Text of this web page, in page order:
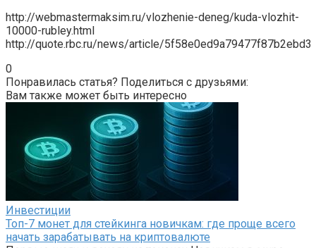
http://webmastermaksim.ru/vlozhenie-deneg/kuda-vlozhit-
10000-rubley.html
http://quote.rbc.ru/news/article/5f58e0ed9a79477f87b2ebd3
0
Понравилась статья? Поделиться с друзьями:
Вам также может быть интересно
Инвестиции
Топ-7 монет для стейкинга новичкам: где проще всего
начать зарабатывать на криптовалюте